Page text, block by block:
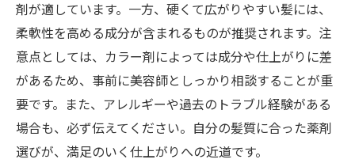
忙しい方でも続けられる髪質改善カラー習
慣
カラーの持ちを良くするヘアケアの工夫
髪質改善カラー後に避けたいNG習慣とは
松本市松原で選ばれる髪質改善カラーの魅力
松本市松原の髪質改善カラーが人気の理由
剤が適しています。一方、硬くて広がりやすい髪には、
柔軟性を高める成分が含まれるものが推奨されます。注
意点としては、カラー剤によっては成分や仕上がりに差
があるため、事前に美容師としっかり相談することが重
要です。また、アレルギーや過去のトラブル経験がある
場合も、必ず伝えてください。自分の髪質に合った薬剤
選びが、満足のいく仕上がりへの近道です。